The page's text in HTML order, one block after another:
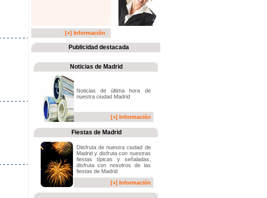
[+] Información
Publicidad destacada
Noticias de Madrid
Noticias de última hora de
nuestra ciudad Madrid
[+] Información
Fiestas de Madrid
Diisfruta de nuestra ciudad de
Madrid y disfruta con nuestras
fiestas típicas y señaladas,
disfruta con nosotros de las
fiestas de Madrid
[+] Información